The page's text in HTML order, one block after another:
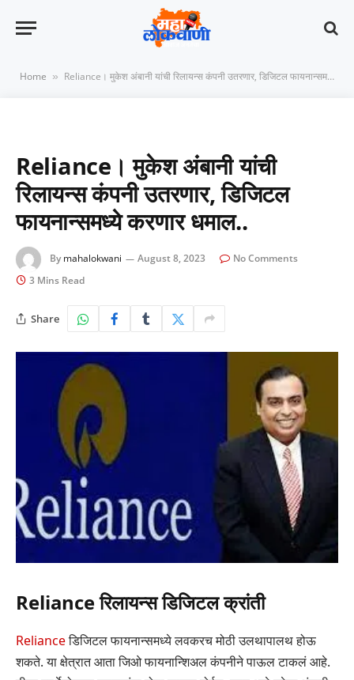
Home » Reliance। मुकेश अंबानी यांची रिलायन्स कंपनी उतरणार, डिजिटल फायनान्समध्ये करणार धमाल..
Reliance। मुकेश अंबानी यांची
रिलायन्स कंपनी उतरणार, डिजिटल
फायनान्समध्ये करणार धमाल..
By mahalokwani August 8, 2023
No Comments
3 Mins Read
Share
Reliance रिलायन्स डिजिटल क्रांती
Relianceडिजिटल फायनान्समध्ये लवकरच मोठी उलथापालथ होऊ
शकते. या क्षेत्रात आता जिओ फायनान्शिअल कंपनीने पाऊल टाकलं आहे.